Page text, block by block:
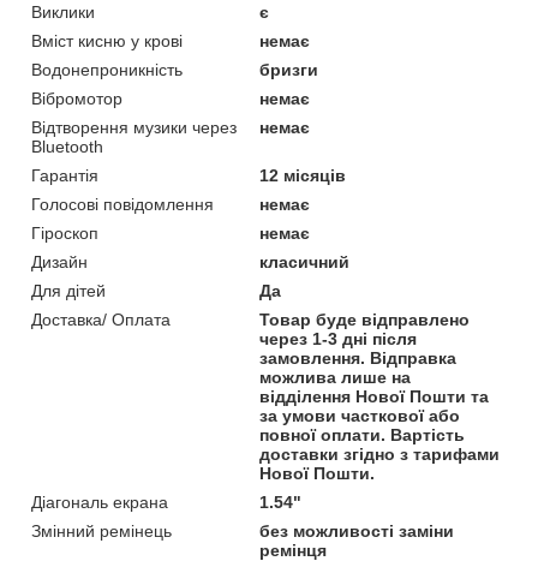
Виклики
є
Вміст кисню у крові
немає
Водонепроникність
бризги
Вібромотор
немає
Відтворення музики через
Bluetooth
немає
Гарантія
12 місяців
Голосові повідомлення
немає
Гіроскоп
немає
Дизайн
класичний
Для дітей
Да
Доставка/ Оплата
Товар буде відправлено
через 1-3 дні після
замовлення. Відправка
можлива лише на
відділення Нової Пошти та
за умови часткової або
повної оплати. Вартість
доставки згідно з тарифами
Нової Пошти.
Діагональ екрана
1.54"
Змінний ремінець
без можливості заміни
ремінця